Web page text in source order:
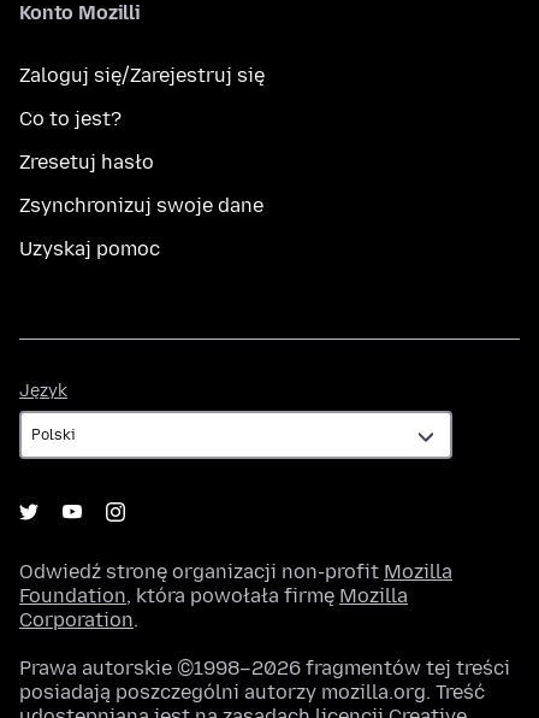
Konto Mozilli
Zaloguj się/Zarejestruj się
Co to jest?
Zresetuj hasło
Zsynchronizuj swoje dane
Uzyskaj pomoc
Język
Odwiedź stronę organizacji non-profit Mozilla
Foundation, która powołała firmę Mozilla
Corporation.
Prawa autorskie ©1998–2026 fragmentów tej treści
posiadają poszczególni autorzy mozilla.org. Treść